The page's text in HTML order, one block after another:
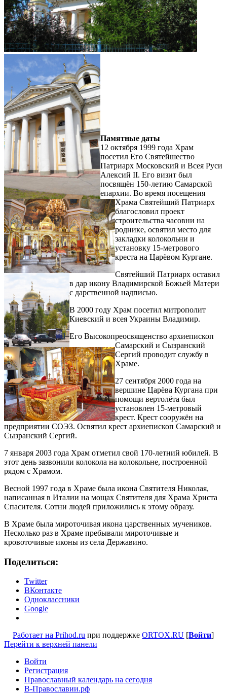
Памятные даты
12 октября 1999 года Храм
посетил Его Святейшество
Патриарх Московский и Всея Руси
Алексий II. Его визит был
посвящён 150-летию Самарской
епархии. Во время посещения
Храма Святейший Патриарх
благословил проект
строительства часовни на
роднике, освятил место для
закладки колокольни и
установку 15-метрового
креста на Царёвом Кургане.
Святейший Патриарх оставил
в дар икону Владимирской Божьей Матери
с дарственной надписью.
В 2000 году Храм посетил митрополит
Киевский и всея Украины Владимир.
Его Высокопреосвященство архиепископ
Самарский и Сызранский
Сергий проводит службу в
Храме.
27 сентября 2000 года на
вершине Царёва Кургана при
помощи вертолёта был
установлен 15-метровый
крест. Крест сооружён на
предприятии СОЭЗ. Освятил крест архиепископ Самарский и
Сызранский Сергий.
7 января 2003 года Храм отметил свой 170-летний юбилей. В
этот день зазвонили колокола на колокольне, построенной
рядом с Храмом.
Весной 1997 года в Храме была икона Святителя Николая,
написанная в Италии на мощах Святителя для Храма Христа
Спасителя. Сотни людей приложились к этому образу.
В Храме была мироточивая икона царственных мучеников.
Несколько раз в Храме пребывали мироточивые и
кровоточивые иконы из села Державино.
Поделиться:
Twitter
ВКонтакте
Одноклассники
Google
Работает на Prihod.ru при поддержкеORTOX.RU [Войти]
Перейти к верхней панели
Войти
Регистрация
Православный календарь на сегодня
В-Православии.рф